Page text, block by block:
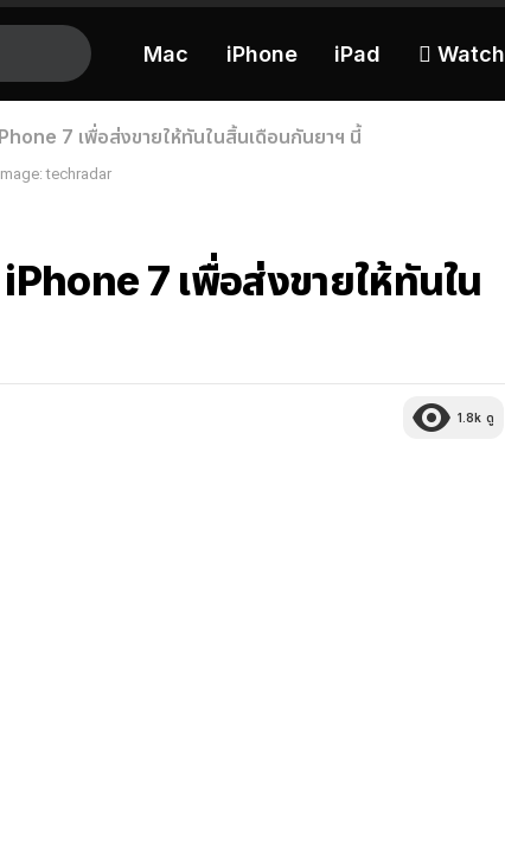
Mac iPhone iPad  Watch
7 เพื่อส่งขายให้ทันในสิ้นเดือนกันยาฯ นี้
techradar
7 เพื่อส่งขายให้ทันใน
1.8k ดู